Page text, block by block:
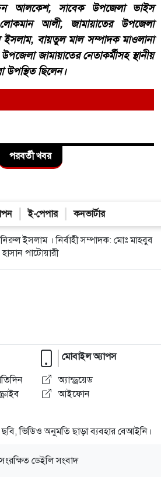
আলকেশ, সাবেক উপজেলা ভাইস
আলী, জামায়াতের উপজেলা
ইসলাম, বায়তুল মাল সম্পাদক মাওলানা
জামায়াতের নেতাকর্মীসহ স্থানীয়
উপস্থিত ছিলেন।
পরবর্তী খবর
ই-পেপার কনভার্টার
ইসলাম । নির্বাহী সম্পাদক: মোঃ মাহবুব
হাসান পাটোয়ারী
মোবাইল অ্যাপস
অ্যান্ড্রয়েড
আইফোন
ভিডিও অনুমতি ছাড়া ব্যবহার বেআইনি।
ডেইলি সংবাদ